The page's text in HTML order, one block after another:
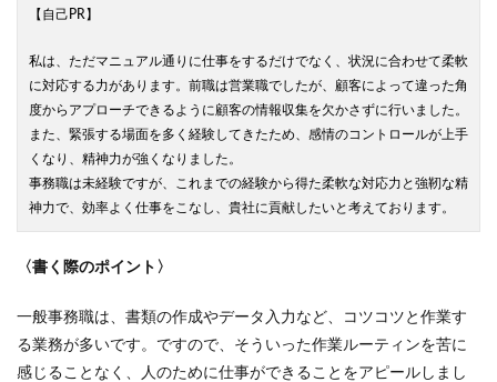
【自己PR】
私は、ただマニュアル通りに仕事をするだけでなく、状況に合わせて柔軟
に対応する力があります。前職は営業職でしたが、顧客によって違った角
度からアプローチできるように顧客の情報収集を欠かさずに行いました。
また、緊張する場面を多く経験してきたため、感情のコントロールが上手
くなり、精神力が強くなりました。
事務職は未経験ですが、これまでの経験から得た柔軟な対応力と強靭な精
神力で、効率よく仕事をこなし、貴社に貢献したいと考えております。
〈書く際のポイント〉
一般事務職は、書類の作成やデータ入力など、コツコツと作業す
る業務が多いです。ですので、そういった作業ルーティンを苦に
感じることなく、人のために仕事ができることをアピールしまし